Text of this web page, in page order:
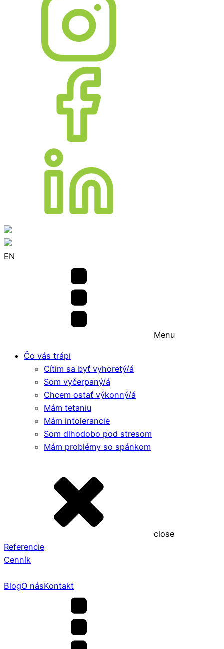
EN
Menu
Čo vás trápi
Cítim sa byť vyhoretý/á
Som vyčerpaný/á
Chcem ostať výkonný/á
Mám tetaniu
Mám intolerancie
Som dlhodobo pod stresom
Mám problémy so spánkom
close
Referencie
Cenník
BlogO násKontakt